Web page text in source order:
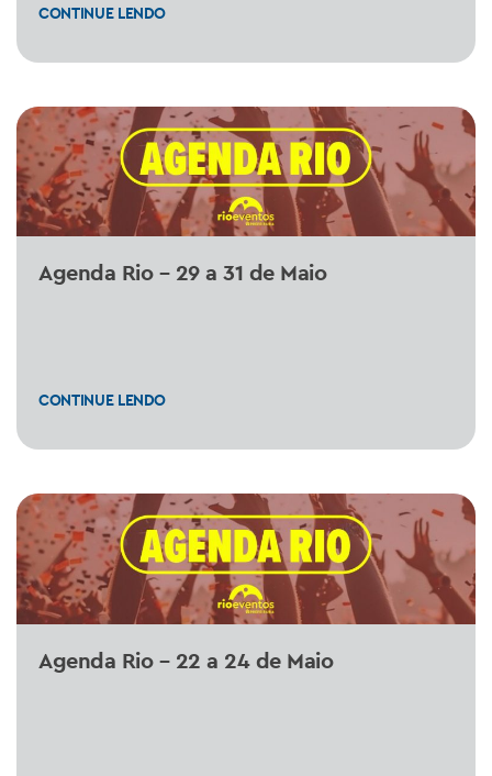
CONTINUE LENDO
Agenda Rio – 29 a 31 de Maio
CONTINUE LENDO
Agenda Rio – 22 a 24 de Maio